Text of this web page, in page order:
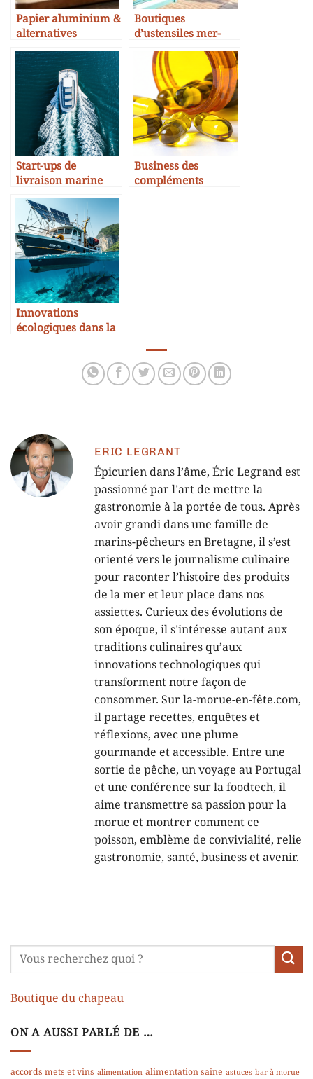
Papier aluminium &
alternatives
écologiques
Boutiques
d’ustensiles mer-
friendly
Start-ups de
livraison marine
durable
Business des
compléments
Innovations
écologiques dans la
ERIC LEGRANT
Épicurien dans l’âme, Éric Legrand est
passionné par l’art de mettre la
gastronomie à la portée de tous. Après
avoir grandi dans une famille de
marins-pêcheurs en Bretagne, il s’est
orienté vers le journalisme culinaire
pour raconter l’histoire des produits
de la mer et leur place dans nos
assiettes. Curieux des évolutions de
son époque, il s’intéresse autant aux
traditions culinaires qu’aux
innovations technologiques qui
transforment notre façon de
consommer. Sur la-morue-en-fête.com,
il partage recettes, enquêtes et
réflexions, avec une plume
gourmande et accessible. Entre une
sortie de pêche, un voyage au Portugal
et une conférence sur la foodtech, il
aime transmettre sa passion pour la
morue et montrer comment ce
poisson, emblème de convivialité, relie
gastronomie, santé, business et avenir.
Boutique du chapeau
ON A AUSSI PARLÉ DE …
accords mets et vins alimentation alimentation saine astuces bar à morue